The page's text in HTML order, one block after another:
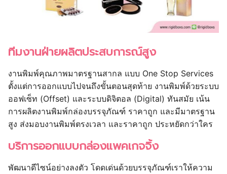
ทีมงานฝ่ายผลิตประสบการณ์สูง
งานพิมพ์คุณภาพมาตรฐานสากล แบบ One Stop Services
ตั้งแต่การออกแบบไปจนถึงขั้นตอนสุดท้าย งานพิมพ์ด้วยระบบ
ออฟเซ็ท (Offset) และระบบดิจิตอล (Digital) ทันสมัย เน้น
การผลิตงานพิมพ์กล่องบรรจุภัณฑ์ ราคาถูก และมีมาตรฐาน
สูง ส่งมอบงานพิมพ์ตรงเวลา และราคาถูก ประหยัดกว่าใคร
บริการออกแบบกล่องแพคเกจจิ้ง
พัฒนาดีไซน์อย่างลงตัว โดดเด่นด้วยบรรจุภัณฑ์เราให้ความ